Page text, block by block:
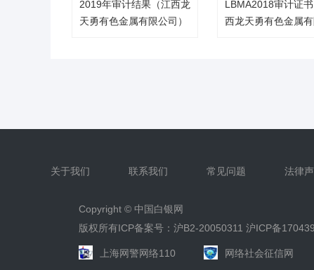
2019年审计结果（江西龙
天勇有色金属有限公司）
LBMA2018审计证
西龙天勇有色金属
关于我们 联系我们 常见问题 法律
Copyright © 中国白银网
版权所有ICP备案号：沪B2-20050311 沪ICP备
上海网警网络110 网络社会征信网